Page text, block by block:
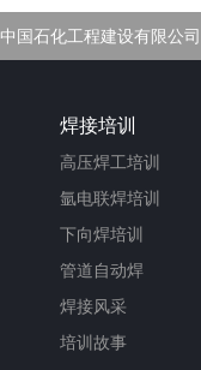
中国石化工程建设有限公司
焊接培训
高压焊工培训
氩电联焊培训
下向焊培训
管道自动焊
焊接风采
培训故事